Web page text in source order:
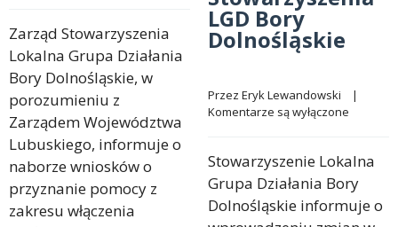
Zarząd Stowarzyszenia
Lokalna Grupa Działania
Bory Dolnośląskie, w
porozumieniu z
Zarządem Województwa
Lubuskiego, informuje o
naborze wniosków o
przyznanie pomocy z
zakresu włączenia
LGD Bory
Dolnośląskie
Przez Eryk Lewandowski
Komentarze są wyłączone
Stowarzyszenie Lokalna
Grupa Działania Bory
Dolnośląskie informuje o